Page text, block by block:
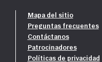
Mapa del sitio
Preguntas frecuentes
Contáctanos
Patrocinadores
Políticas de privacidad